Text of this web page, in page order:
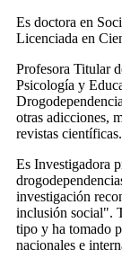
Es doctora en
Licenciada en
Profesora Titular
Psicología y
otras adicciones,
revistas científicas.
Es Investigadora
investigación
inclusión social".
tipo y ha tomado
nacionales e